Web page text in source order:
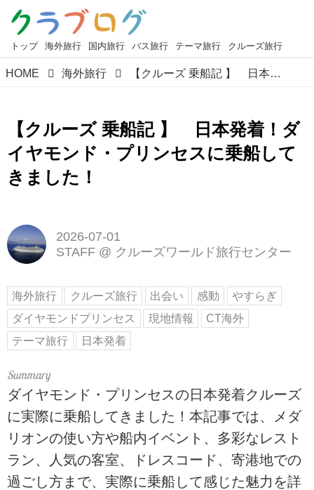
トップ 海外旅行 国内旅行 バス旅行 テーマ旅行 クルーズ旅行
HOME 海外旅行 【クルーズ 乗船記 】 日本発着！ダイヤモンド・プリンセスに乗船してきました！
【クルーズ 乗船記 】 日本発着！ダ
イヤモンド・プリンセスに乗船して
きました！
2026-07-01
STAFF @ クルーズワールド旅行センター
海外旅行 クルーズ旅行 出会い 感動
やすらぎ
ダイヤモンドプリンセス
現地情報
CT海外
テーマ旅行
日本発着
ダイヤモンド・プリンセスの日本発着クルーズ
に実際に乗船してきました！本記事では、メダ
リオンの使い方や船内イベント、多彩なレスト
ラン、人気の客室、ドレスコード、寄港地での
過ごし方まで、実際に乗船して感じた魅力を詳